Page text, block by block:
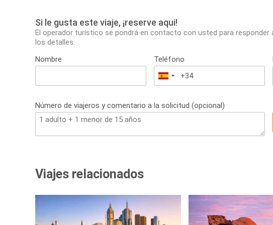
Si le gusta este viaje, ¡reserve aqui!
El operador turístico se pondrá en contacto con usted para
los detalles.
Nombre
Teléfono
España
+34
Número de viajeros y comentario a la solicitud (opcional)
Viajes relacionados